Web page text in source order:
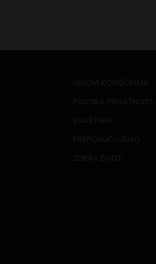
USLOVI KORIŠĆENJA
POLITIKA PRIVATNOSTI
SVAŠTARA
PREPORUČUJEMO
ZDRAV ŽIVOT